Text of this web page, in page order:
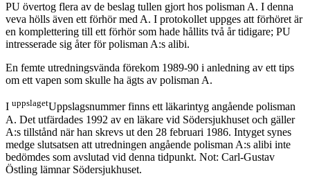
PU övertog flera av de beslag tullen gjort hos polisman A. I denna
veva hölls även ett förhör med A. I protokollet uppges att förhöret är
en komplettering till ett förhör som hade hållits två år tidigare; PU
intresserade sig åter för polisman A:s alibi.
En femte utredningsvända förekom 1989-90 i anledning av ett tips
om ett vapen som skulle ha ägts av polisman A.
I uppslagetUppslagsnummer finns ett läkarintyg angående polisman
A. Det utfärdades 1992 av en läkare vid Södersjukhuset och gäller
A:s tillstånd när han skrevs ut den 28 februari 1986. Intyget synes
medge slutsatsen att utredningen angående polisman A:s alibi inte
bedömdes som avslutad vid denna tidpunkt. Not: Carl-Gustav
Östling lämnar Södersjukhuset.